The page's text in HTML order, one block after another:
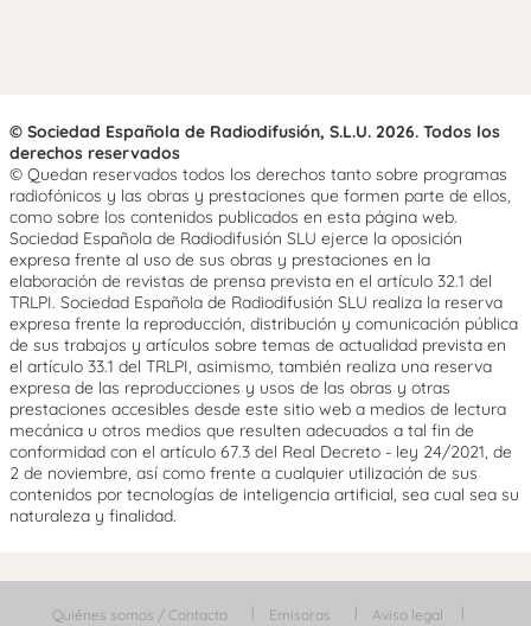
© Sociedad Española de Radiodifusión, S.L.U. 2026. Todos los
derechos reservados
© Quedan reservados todos los derechos tanto sobre programas
radiofónicos y las obras y prestaciones que formen parte de ellos,
como sobre los contenidos publicados en esta página web.
Sociedad Española de Radiodifusión SLU ejerce la oposición
expresa frente al uso de sus obras y prestaciones en la
elaboración de revistas de prensa prevista en el artículo 32.1 del
TRLPI. Sociedad Española de Radiodifusión SLU realiza la reserva
expresa frente la reproducción, distribución y comunicación pública
de sus trabajos y artículos sobre temas de actualidad prevista en
el artículo 33.1 del TRLPI, asimismo, también realiza una reserva
expresa de las reproducciones y usos de las obras y otras
prestaciones accesibles desde este sitio web a medios de lectura
mecánica u otros medios que resulten adecuados a tal fin de
conformidad con el artículo 67.3 del Real Decreto - ley 24/2021, de
2 de noviembre, así como frente a cualquier utilización de sus
contenidos por tecnologías de inteligencia artificial, sea cual sea su
naturaleza y finalidad.
Quiénes somos / Contacta Emisoras Aviso legal